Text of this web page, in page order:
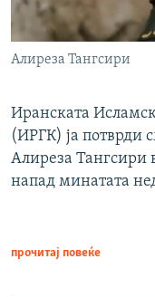
Алиреза Тангсири
Иранската
(ИРГК) ја потврди
Алиреза Тангсири
напад минатата
прочитај повеќе